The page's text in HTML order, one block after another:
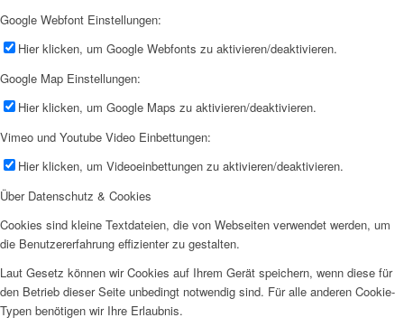
Google Webfont Einstellungen:
Hier klicken, um Google Webfonts zu aktivieren/deaktivieren.
Google Map Einstellungen:
Hier klicken, um Google Maps zu aktivieren/deaktivieren.
Vimeo und Youtube Video Einbettungen:
Hier klicken, um Videoeinbettungen zu aktivieren/deaktivieren.
Über Datenschutz & Cookies
Cookies sind kleine Textdateien, die von Webseiten verwendet werden, um
die Benutzererfahrung effizienter zu gestalten.
Laut Gesetz können wir Cookies auf Ihrem Gerät speichern, wenn diese für
den Betrieb dieser Seite unbedingt notwendig sind. Für alle anderen Cookie-
Typen benötigen wir Ihre Erlaubnis.